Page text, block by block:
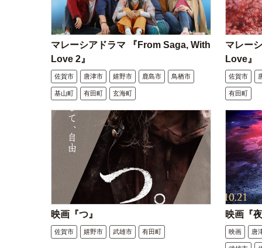
マレーシアドラマ 『From Saga, With
Love 2』
佐賀市 唐津市 嬉野市 鹿島市 鳥栖市
基山町 有田町 玄海町
マレー
Love』
佐賀市
有田町
映画『つ』
佐賀市 嬉野市 武雄市 有田町
映画『
映画 唐